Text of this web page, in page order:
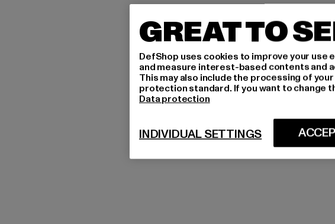
GREAT TO
DefShop uses cookies to improve your use
and measure interest-based contents and
This may also include the processing of
protection standard. If you want to change
Data protection
INDIVIDUAL SETTINGS